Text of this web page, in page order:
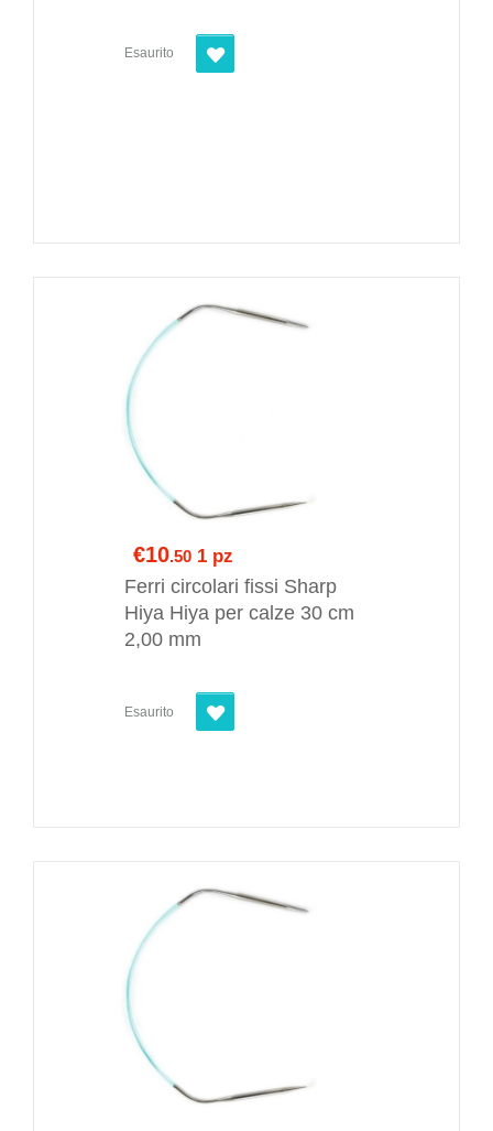
Esaurito
€10.50 1 pz
Ferri circolari fissi Sharp
Hiya Hiya per calze 30 cm
2,00 mm
Esaurito